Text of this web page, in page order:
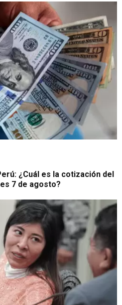
¿Cuál es la cotización del
7 de agosto?